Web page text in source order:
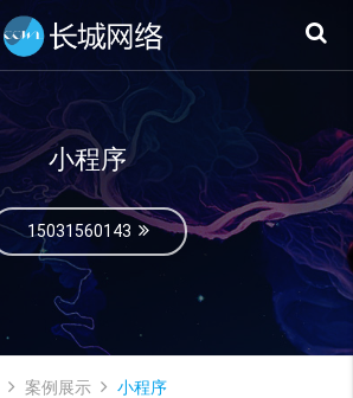
小程序
15031560143
案例展示 小程序